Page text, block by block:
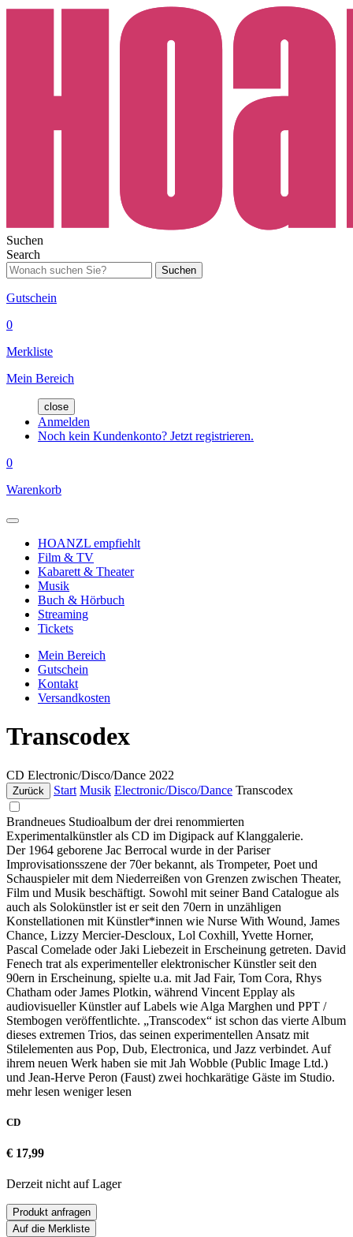
Suchen
Search
Suchen
Gutschein
0
Merkliste
Mein Bereich
close
Anmelden
Noch kein Kundenkonto? Jetzt registrieren.
0
Warenkorb
HOANZL empfiehlt
Film & TV
Kabarett & Theater
Musik
Buch & Hörbuch
Streaming
Tickets
Mein Bereich
Gutschein
Kontakt
Versandkosten
Transcodex
CD Electronic/Disco/Dance 2022
Zurück Start Musik Electronic/Disco/Dance Transcodex
Brandneues Studioalbum der drei renommierten
Experimentalkünstler als CD im Digipack auf Klanggalerie.
Der 1964 geborene Jac Berrocal wurde in der Pariser
Improvisationsszene der 70er bekannt, als Trompeter, Poet und
Schauspieler mit dem Niederreißen von Grenzen zwischen Theater,
Film und Musik beschäftigt. Sowohl mit seiner Band Catalogue als
auch als Solokünstler ist er seit den 70ern in unzähligen
Konstellationen mit Künstler*innen wie Nurse With Wound, James
Chance, Lizzy Mercier-Descloux, Lol Coxhill, Yvette Horner,
Pascal Comelade oder Jaki Liebezeit in Erscheinung getreten. David
Fenech trat als experimenteller elektronischer Künstler seit den
90ern in Erscheinung, spielte u.a. mit Jad Fair, Tom Cora, Rhys
Chatham oder James Plotkin, während Vincent Epplay als
audiovisueller Künstler auf Labels wie Alga Marghen und PPT /
Stembogen veröffentlichte. „Transcodex“ ist schon das vierte Album
dieses extremen Trios, das seinen experimentellen Ansatz mit
Stilelementen aus Pop, Dub, Electronica, und Jazz verbindet. Auf
ihrem neuen Werk haben sie mit Jah Wobble (Public Image Ltd.)
und Jean-Herve Peron (Faust) zwei hochkarätige Gäste im Studio.
mehr lesen weniger lesen
CD
€ 17,99
Derzeit nicht auf Lager
Produkt anfragen
Auf die Merkliste